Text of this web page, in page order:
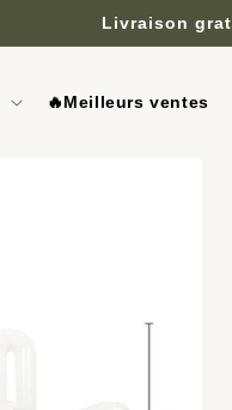
Livraison
🔥Meilleurs ventes